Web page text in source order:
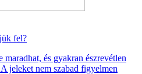
fel?
és gyakran észrevétlen
jeleket nem szabad figyelmen